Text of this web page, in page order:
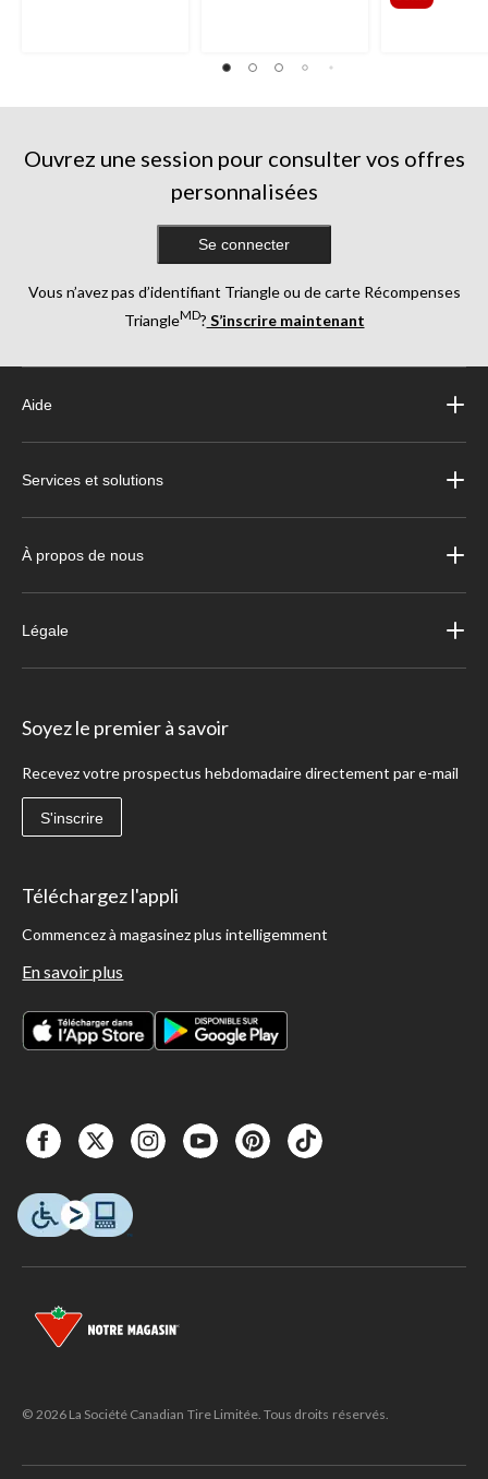
Ouvrez une session pour consulter vos offres
personnalisées
Se connecter
Vous n’avez pas d’identifiant Triangle ou de carte Récompenses
TriangleMD? S’inscrire maintenant
Aide
Services et solutions
À propos de nous
Légale
Soyez le premier à savoir
Recevez votre prospectus hebdomadaire directement par e-mail
S'inscrire
Téléchargez l'appli
Commencez à magasinez plus intelligemment
En savoir plus
© 2026 La Société Canadian Tire Limitée. Tous droits réservés.